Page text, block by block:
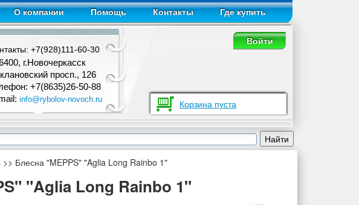
О компании Помощь Контакты Где купить
+7(928)111-60-30
г.Новочеркасск
просп., 126
+7(8635)26-50-88
info@rybolov-novoch.ru
Войти
Корзина пуста
>> Блесна "MEPPS" "Aglia Long Rainbo 1"
"Aglia Long Rainbo 1"